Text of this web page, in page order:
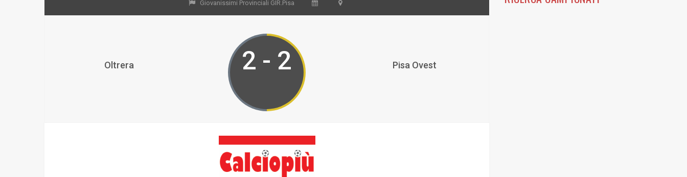
Giovanissimi Provinciali GIR.Pisa
Oltrera 2 - 2 Pisa Ovest